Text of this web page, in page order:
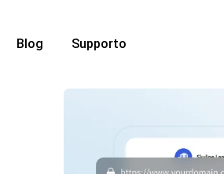
Blog Supporto